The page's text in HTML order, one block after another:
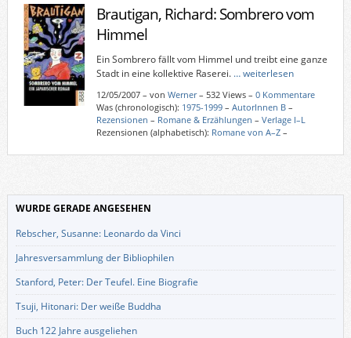
Brautigan, Richard: Sombrero vom
Himmel
Ein Sombrero fällt vom Himmel und treibt eine ganze
Stadt in eine kollektive Raserei. … weiterlesen
12/05/2007– von Werner– 532 Views – 0 Kommentare
Was (chronologisch): 1975-1999– AutorInnen B–
Rezensionen – Romane & Erzählungen – Verlage I–L
Rezensionen (alphabetisch): Romane von A–Z–
WURDE GERADE ANGESEHEN
Rebscher, Susanne: Leonardo da Vinci
Jahresversammlung der Bibliophilen
Stanford, Peter: Der Teufel. Eine Biografie
Tsuji, Hitonari: Der weiße Buddha
Buch 122 Jahre ausgeliehen